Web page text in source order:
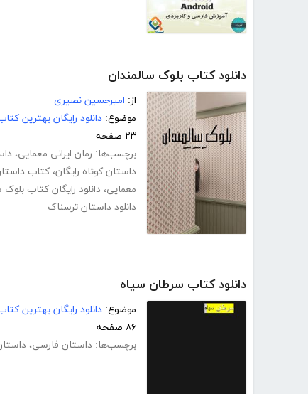
دانلود کتاب بلوک سالمندان
از: امیرحسین نصیری
موضوع: دانلود رایگان بهترین
۲۳ صفحه
برچسب‌ها: رمان ایرانی معمایی،
داستان کوتاه رایگان، کتاب
معمایی، دانلود رایگان کتاب
دانلود داستان ترسناک
دانلود کتاب سرطان سیاه
موضوع: دانلود رایگان بهترین
۸۶ صفحه
برچسب‌ها: داستان فارسی،